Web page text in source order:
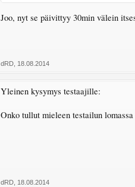
Joo, nyt se päivittyy 30min välein
dRD 18.08.2014
Yleinen kysymys testaajille:
Onko tullut mieleen testailun
dRD 18.08.2014